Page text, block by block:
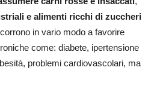
e alimenti ricchi di zuccheri
in vario modo a favorire
come: diabete, ipertensione
problemi cardiovascolari, ma